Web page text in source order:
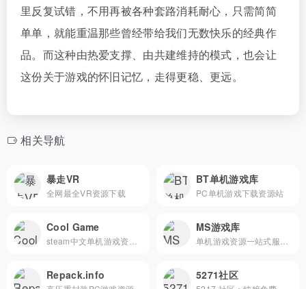
里反复试错，不用再被各种套路消耗耐心，只需简简
单单，就能重温那些曾经带给我们无数快乐的经典作
品。而这种由热爱支撑、由共建维持的模式，也会让
这份关于游戏的怀旧记忆，走得更稳、更远。
相关导航
暴走VR
全网最全VR资源下载
BT单机游戏库
PC单机游戏下载资源站
Cool Game MS游戏库
Repack.info 5271社区